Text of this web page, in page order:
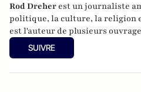
Rod Dreher est un journaliste
politique, la culture, la religion
est l'auteur de plusieurs
New York Times The Benedict
Lies (2020), tous deux traduits
SUIVRE